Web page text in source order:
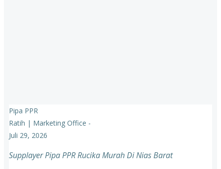
Pipa PPR
Ratih | Marketing Office -
Juli 29, 2026
Supplayer Pipa PPR Rucika Murah Di Nias Barat